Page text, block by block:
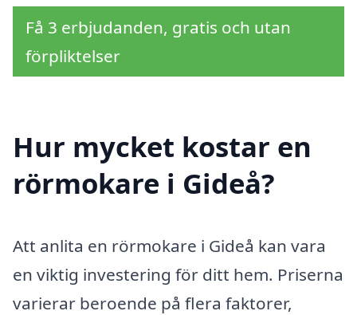
Få 3 erbjudanden, gratis och utan
förpliktelser
Hur mycket kostar en
rörmokare i Gideå?
Att anlita en rörmokare i Gideå kan vara
en viktig investering för ditt hem. Priserna
varierar beroende på flera faktorer,